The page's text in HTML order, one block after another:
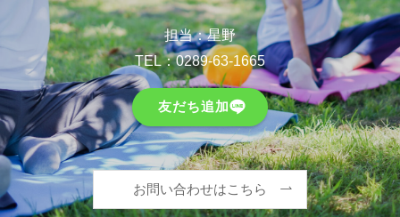
担当：星野
TEL：0289-63-1665
友だち追加
お問い合わせはこちら